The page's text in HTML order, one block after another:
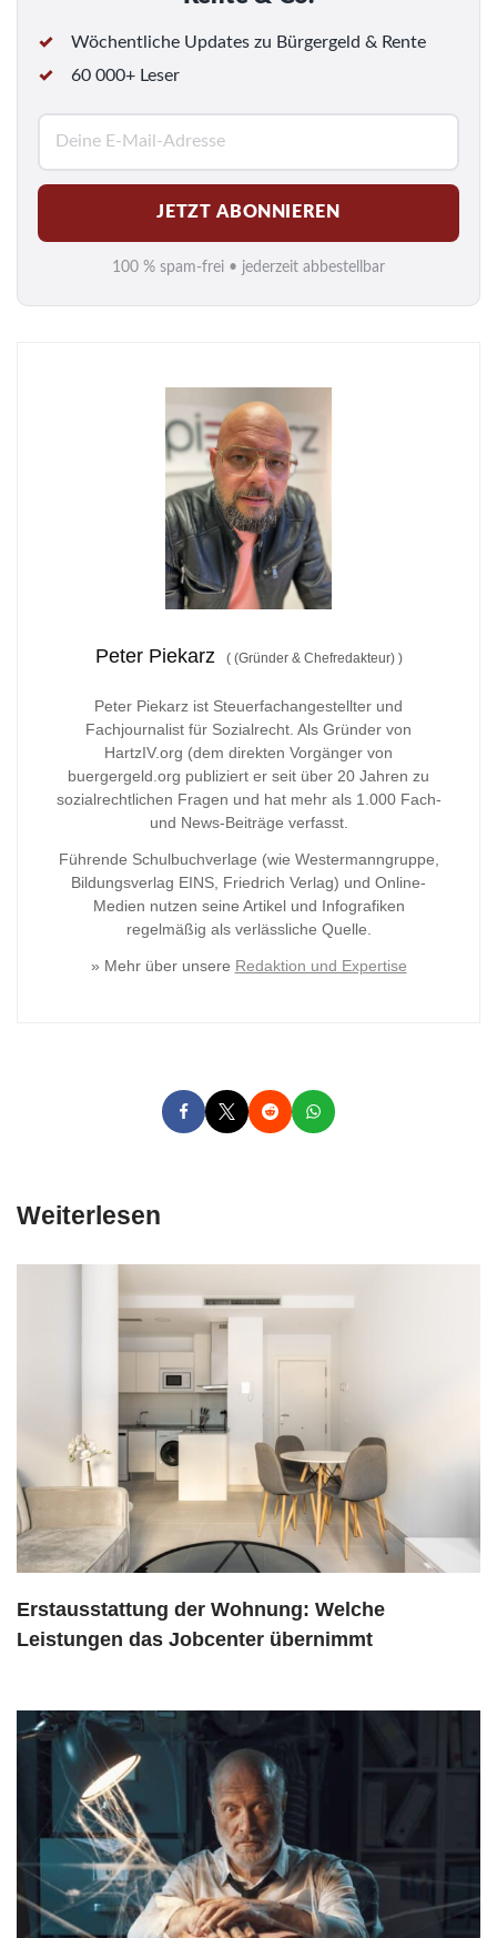
Wöchentliche Updates zu Bürgergeld & Rente
60 000+ Leser
M
a
i
l
*
JETZT ABONNIEREN
100 % spam-frei • jederzeit abbestellbar
Peter Piekarz ((Gründer & Chefredakteur) )
Peter Piekarz ist Steuerfachangestellter und
Fachjournalist für Sozialrecht. Als Gründer von
HartzIV.org (dem direkten Vorgänger von
buergergeld.org publiziert er seit über 20 Jahren zu
sozialrechtlichen Fragen und hat mehr als 1.000 Fach-
und News-Beiträge verfasst.
Führende Schulbuchverlage (wie Westermanngruppe,
Bildungsverlag EINS, Friedrich Verlag) und Online-
Medien nutzen seine Artikel und Infografiken
regelmäßig als verlässliche Quelle.
» Mehr über unsere Redaktion und Expertise
Weiterlesen
Erstausstattung der Wohnung: Welche
Leistungen das Jobcenter übernimmt